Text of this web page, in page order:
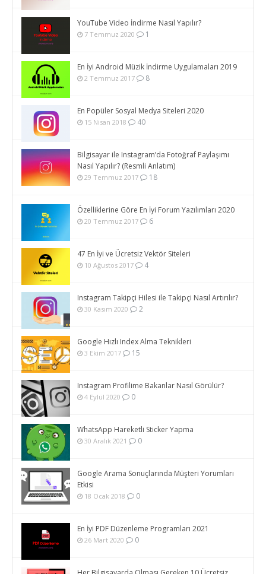
YouTube Video İndirme Nasıl Yapılır?
7 Temmuz 2020 1
En İyi Android Müzik İndirme Uygulamaları 2019
2 Temmuz 2017 8
En Popüler Sosyal Medya Siteleri 2020
15 Nisan 2018 40
Bilgisayar ile Instagram’da Fotoğraf Paylaşımı
Nasıl Yapılır? (Resmli Anlatım)
29 Temmuz 2017 18
Özelliklerine Göre En İyi Forum Yazılımları 2020
20 Temmuz 2017 6
47 En İyi ve Ücretsiz Vektör Siteleri
10 Ağustos 2017 4
Instagram Takipçi Hilesi ile Takipçi Nasıl Artırılır?
30 Kasım 2020 2
Google Hızlı Index Alma Teknikleri
3 Ekim 2017 15
Instagram Profilime Bakanlar Nasıl Görülür?
4 Eylül 2020 0
WhatsApp Hareketli Sticker Yapma
30 Aralık 2021 0
Google Arama Sonuçlarında Müşteri Yorumları
Etkisi
18 Ocak 2018 0
En İyi PDF Düzenleme Programları 2021
26 Mart 2020 0